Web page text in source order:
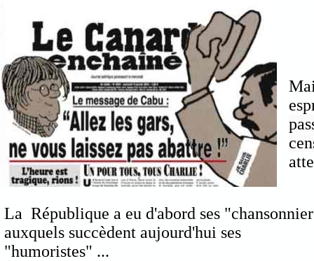
La République a eu d'abord ses
auxquels succèdent aujourd'hui ses
"humoristes" ...